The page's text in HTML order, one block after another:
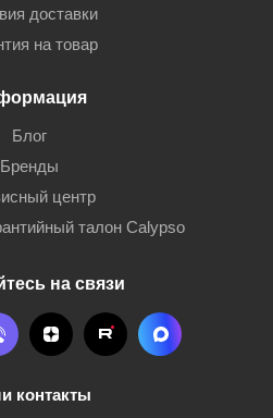
доставки
на товар
Блог
Бренды
центр
талон Calypso
на связи
контакты